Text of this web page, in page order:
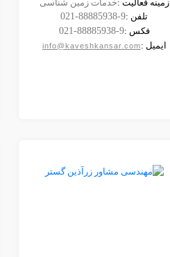
مشاهده
شرکت
زمینه فعالیت :خدمات زمین شناسی
تلفن :021-88885938-9
فکس :021-88885938-9
ایمیل :info@kaveshkansar.com